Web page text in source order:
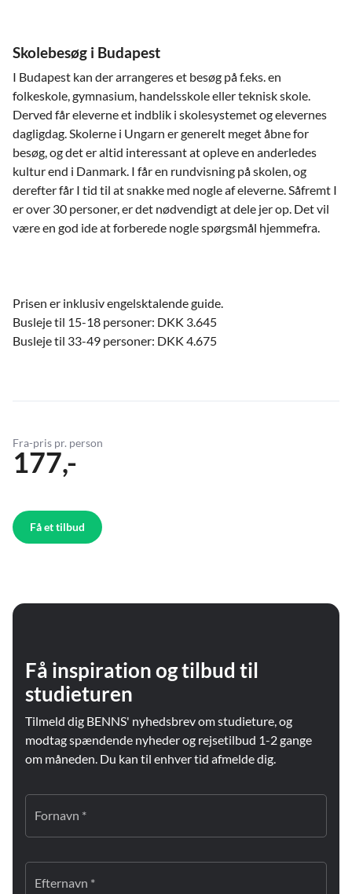
Skolebesøg i Budapest
I Budapest kan der arrangeres et besøg på f.eks. en
folkeskole, gymnasium, handelsskole eller teknisk skole.
Derved får eleverne et indblik i skolesystemet og elevernes
dagligdag. Skolerne i Ungarn er generelt meget åbne for
besøg, og det er altid interessant at opleve en anderledes
kultur end i Danmark. I får en rundvisning på skolen, og
derefter får I tid til at snakke med nogle af eleverne. Såfremt I
er over 30 personer, er det nødvendigt at dele jer op. Det vil
være en god ide at forberede nogle spørgsmål hjemmefra.
Prisen er inklusiv engelsktalende guide.
Busleje til 15-18 personer: DKK 3.645
Busleje til 33-49 personer: DKK 4.675
Fra-pris pr. person
177,-
Få et tilbud
Få inspiration og tilbud til
studieturen
Tilmeld dig BENNS' nyhedsbrev om studieture, og
modtag spændende nyheder og rejsetilbud 1-2 gange
om måneden. Du kan til enhver tid afmelde dig.
Fornavn *
Efternavn *